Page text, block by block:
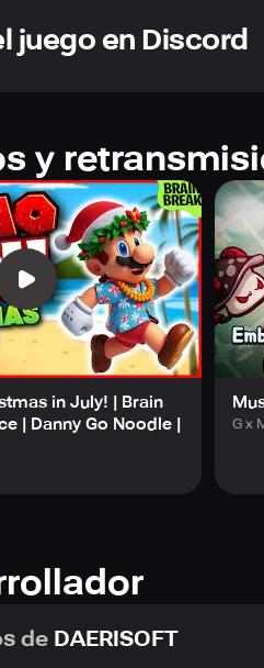
and skill levels. So what are
juego en Discord
y
in July! | Brain
| Danny Go Noodle |
G x
de DAERISOFT